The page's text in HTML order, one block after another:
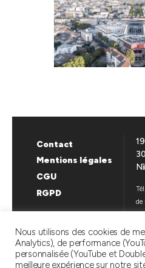
Contact
Mentions légales
CGU
RGPD
Tél.
de
Nous utilisons des cookies de
Analytics), de performance
personnalisée (YouTube et
meilleure expérience sur notre